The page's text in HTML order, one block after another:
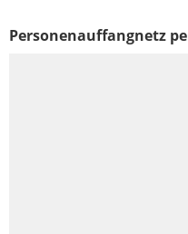
Personenauffangnetz